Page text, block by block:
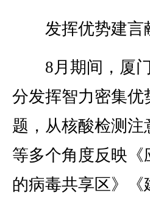
发挥优势建言
8月期间，厦门
分发挥智力密集
题，从核酸检测
等多个角度反映
的病毒共享区》